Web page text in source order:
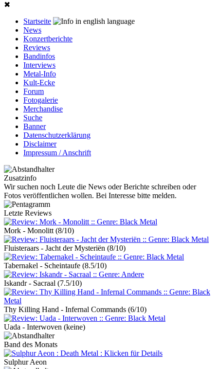
✖
Startseite
News
Konzertberichte
Reviews
Bandinfos
Interviews
Metal-Info
Kult-Ecke
Forum
Fotogalerie
Merchandise
Suche
Banner
Datenschutzerklärung
Disclaimer
Impressum / Anschrift
Zusatzinfo
Wir suchen noch Leute die News oder Berichte schreiben oder
Fotos veröffentlichen wollen. Bei Interesse bitte melden.
Letzte Reviews
Mork - Monolitt (8/10)
Fluisteraars - Jacht der Mysteriën (8/10)
Tabernakel - Scheintaufe (8.5/10)
Iskandr - Sacraal (7.5/10)
Thy Killing Hand - Infernal Commands (6/10)
Uada - Interwoven (keine)
Band des Monats
Sulphur Aeon